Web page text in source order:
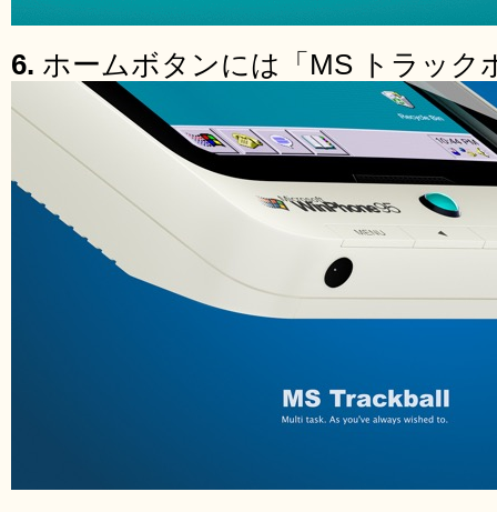
6. ホームボタンには「MS トラック